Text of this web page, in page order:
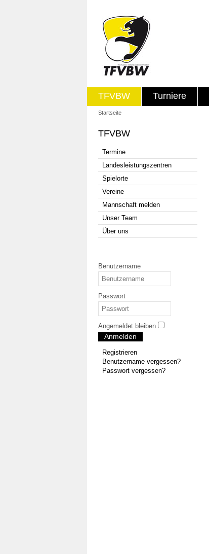
TFVBW Turniere
Startseite
TFVBW
Termine
Landesleistungszentren
Spielorte
Vereine
Mannschaft melden
Unser Team
Über uns
Benutzername
Passwort
Angemeldet bleiben
Anmelden
Registrieren
Benutzername vergessen?
Passwort vergessen?